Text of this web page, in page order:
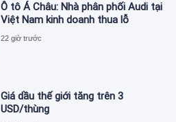
Ô tô Á Châu: Nhà phân phối Audi tại
Việt Nam kinh doanh thua lỗ
22 giờ trước
Giá dầu thế giới tăng trên 3
USD/thùng